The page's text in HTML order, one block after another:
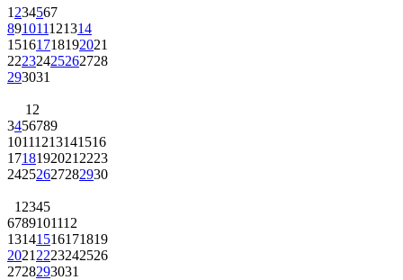
1 234567
891011121314
15161718192021
22232425262728
293031
1 2
3456789
10111213141516
1718192021 2223
24252627282930
1 2345
6789101112
13141516171819
2021 2223242526
2728293031